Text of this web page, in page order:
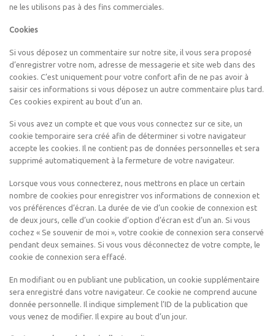
ne les utilisons pas à des fins commerciales.
Cookies
Si vous déposez un commentaire sur notre site, il vous sera proposé
d’enregistrer votre nom, adresse de messagerie et site web dans des
cookies. C’est uniquement pour votre confort afin de ne pas avoir à
saisir ces informations si vous déposez un autre commentaire plus tard.
Ces cookies expirent au bout d’un an.
Si vous avez un compte et que vous vous connectez sur ce site, un
cookie temporaire sera créé afin de déterminer si votre navigateur
accepte les cookies. Il ne contient pas de données personnelles et sera
supprimé automatiquement à la fermeture de votre navigateur.
Lorsque vous vous connecterez, nous mettrons en place un certain
nombre de cookies pour enregistrer vos informations de connexion et
vos préférences d’écran. La durée de vie d’un cookie de connexion est
de deux jours, celle d’un cookie d’option d’écran est d’un an. Si vous
cochez « Se souvenir de moi », votre cookie de connexion sera conservé
pendant deux semaines. Si vous vous déconnectez de votre compte, le
cookie de connexion sera effacé.
En modifiant ou en publiant une publication, un cookie supplémentaire
sera enregistré dans votre navigateur. Ce cookie ne comprend aucune
donnée personnelle. Il indique simplement l’ID de la publication que
vous venez de modifier. Il expire au bout d’un jour.